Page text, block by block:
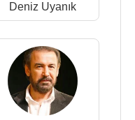
Deniz Uyanık